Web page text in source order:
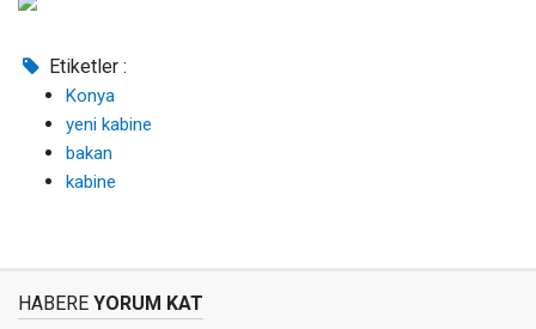
Etiketler :
Konya
yeni kabine
bakan
kabine
HABERE YORUM KAT